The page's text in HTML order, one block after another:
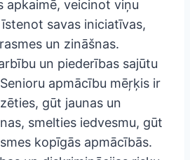
apkaimē, veicinot viņu
savas iniciatīvas,
un zināšnas.
un piederības sajūtu
apmācību mēŗķis ir
gūt jaunas un
smelties iedvesmu, gūt
kopīgās apmācībās.